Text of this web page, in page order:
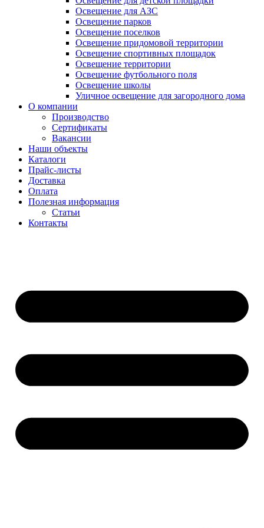
Освещение для АЗС
Освещение парков
Освещение поселков
Освещение придомовой территории
Освещение спортивных площадок
Освещение территории
Освещение футбольного поля
Освещение школы
Уличное освещение для загородного дома
О компании
Производство
Сертификаты
Вакансии
Наши объекты
Каталоги
Прайс-листы
Доставка
Оплата
Полезная информация
Статьи
Контакты